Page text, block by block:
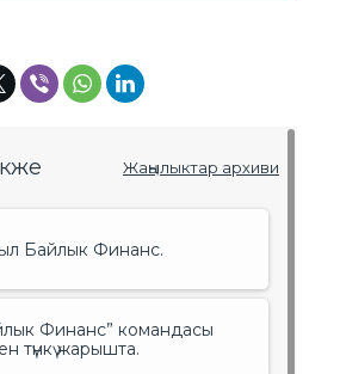
Жаңылыктар архиви
Байлык Финанс.
Финанс” командасы
түнкү жарышта.